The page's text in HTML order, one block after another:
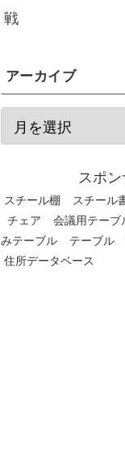
戦
アーカイブ
スポン
スチール棚 スチール
チェア
会議用テーブ
みテーブル
テーブル
住所データベース